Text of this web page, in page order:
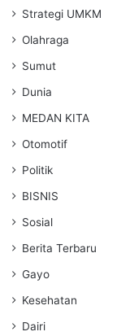
Strategi UMKM
Olahraga
Sumut
Dunia
MEDAN KITA
Otomotif
Politik
BISNIS
Sosial
Berita Terbaru
Gayo
Kesehatan
Dairi